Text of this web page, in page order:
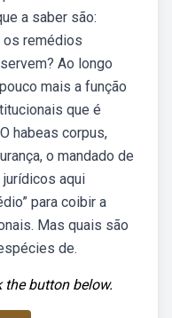
a saber são:
os remédios
Ao longo
mais a função
que é
habeas corpus,
o mandado de
aqui
para coibir a
Mas quais são
de.
button below.